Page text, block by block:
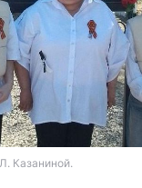
Казаниной.